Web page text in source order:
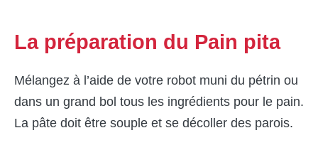
La préparation du Pain pita
Mélangez à l’aide de votre robot muni du pétrin ou
dans un grand bol tous les ingrédients pour le pain.
La pâte doit être souple et se décoller des parois.